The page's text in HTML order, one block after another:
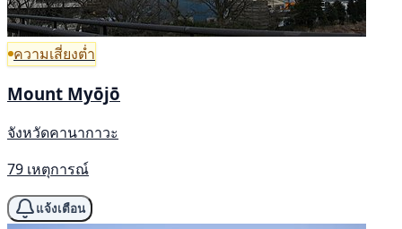
ความเสี่ยงต่ำ
Mount Myōjō
จังหวัดคานากาวะ
79 เหตุการณ์
แจ้งเตือน